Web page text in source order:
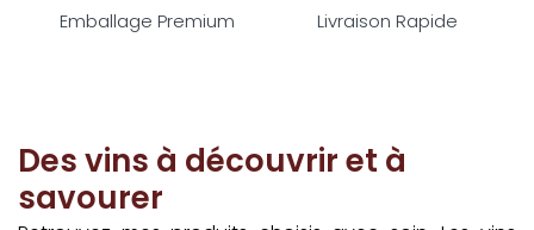
Emballage Premium Livraison Rapide
Des vins à découvrir et à
savourer